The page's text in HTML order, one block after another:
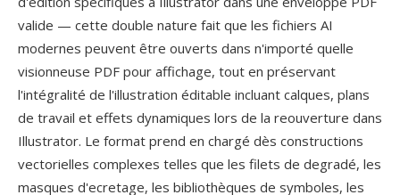
valide — cette double nature fait que les fichiers AI
modernes peuvent être ouverts dans n'importé quelle
visionneuse PDF pour affichage, tout en préservant
l'intégralité de l'illustration éditable incluant calques, plans
de travail et effets dynamiques lors de la reouverture dans
Illustrator. Le format prend en chargé dès constructions
vectorielles complexes telles que les filets de degradé, les
masques d'ecretage, les bibliothèques de symboles, les